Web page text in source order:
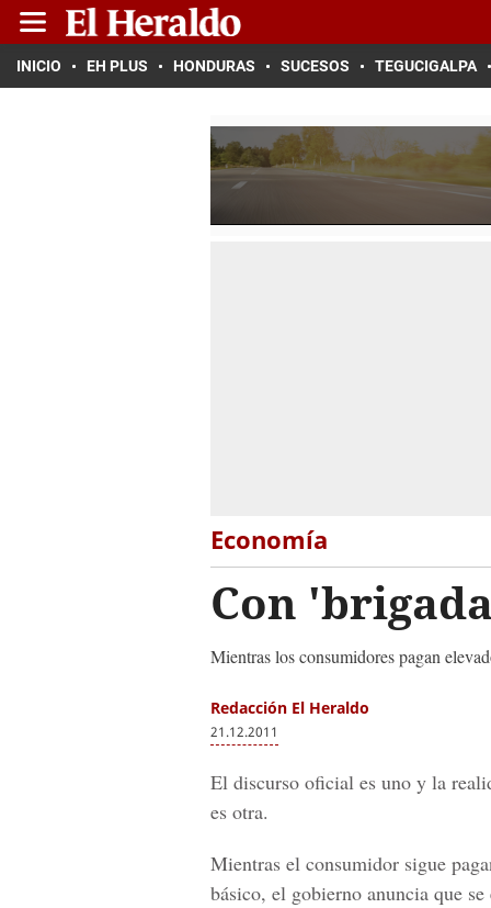
INICIO EH PLUS HONDURAS SUCESOS TEGUCIGALPA
Economía
Con
Mientras los consumidores pagan
Redacción El Heraldo
21.12.2011
El discurso oficial es uno y la
es otra.
Mientras el consumidor sigue
básico, el gobierno anuncia que